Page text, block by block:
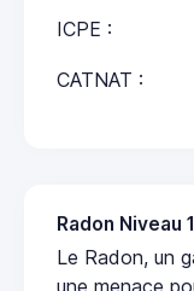
ICPE :
CATNAT :
Radon Niveau 1
Le Radon, un
une menace